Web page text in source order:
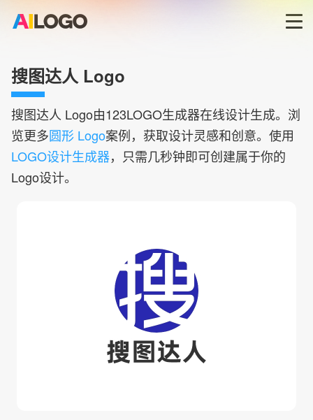
LOGO生成器→
LOGO模板
搜图达人 Logo
搜图达人 Logo由123LOGO生成器在线设计生成。浏
览更多圆形 Logo案例，获取设计灵感和创意。使用
LOGO设计生成器，只需几秒钟即可创建属于你的
Logo设计。